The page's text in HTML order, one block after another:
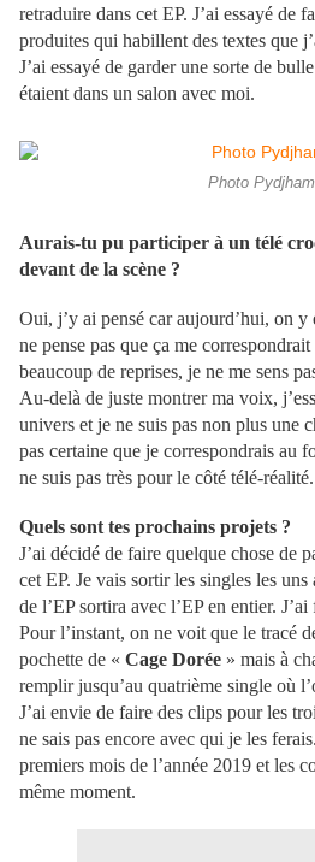
retraduire dans cet EP. J’ai essayé de
produites qui habillent des textes que
J’ai essayé de garder une sorte de
étaient dans un salon avec moi.
Photo
Aurais-tu pu participer à un télé
devant de la scène ?
Oui, j’y ai pensé car aujourd’hui, on
ne pense pas que ça me
beaucoup de reprises, je ne me sens
Au-delà de juste montrer ma voix,
univers et je ne suis pas non plus une
pas certaine que je correspondrais au
ne suis pas très pour le côté télé-réalité.
Quels sont tes prochains projets ?
J’ai décidé de faire quelque chose de
cet EP. Je vais sortir les singles les
de l’EP sortira avec l’EP en entier.
Pour l’instant, on ne voit que le tracé
pochette de « Cage Dorée » mais à
remplir jusqu’au quatrième single où
J’ai envie de faire des clips pour les
ne sais pas encore avec qui je les
premiers mois de l’année 2019 et les
même moment.